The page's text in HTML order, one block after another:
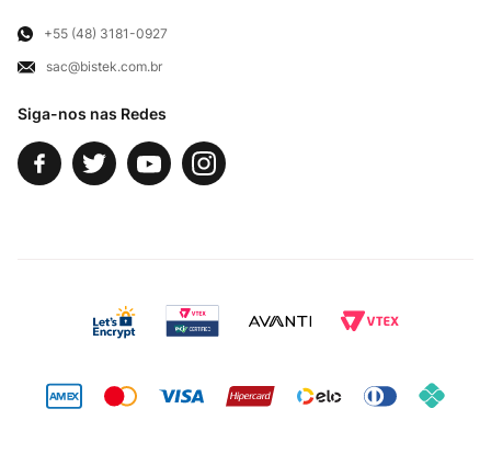
Siga-nos nas Redes
Exercício de Direito
Fale Conosco
+55 (48) 3181-0927
sac@bistek.com.br